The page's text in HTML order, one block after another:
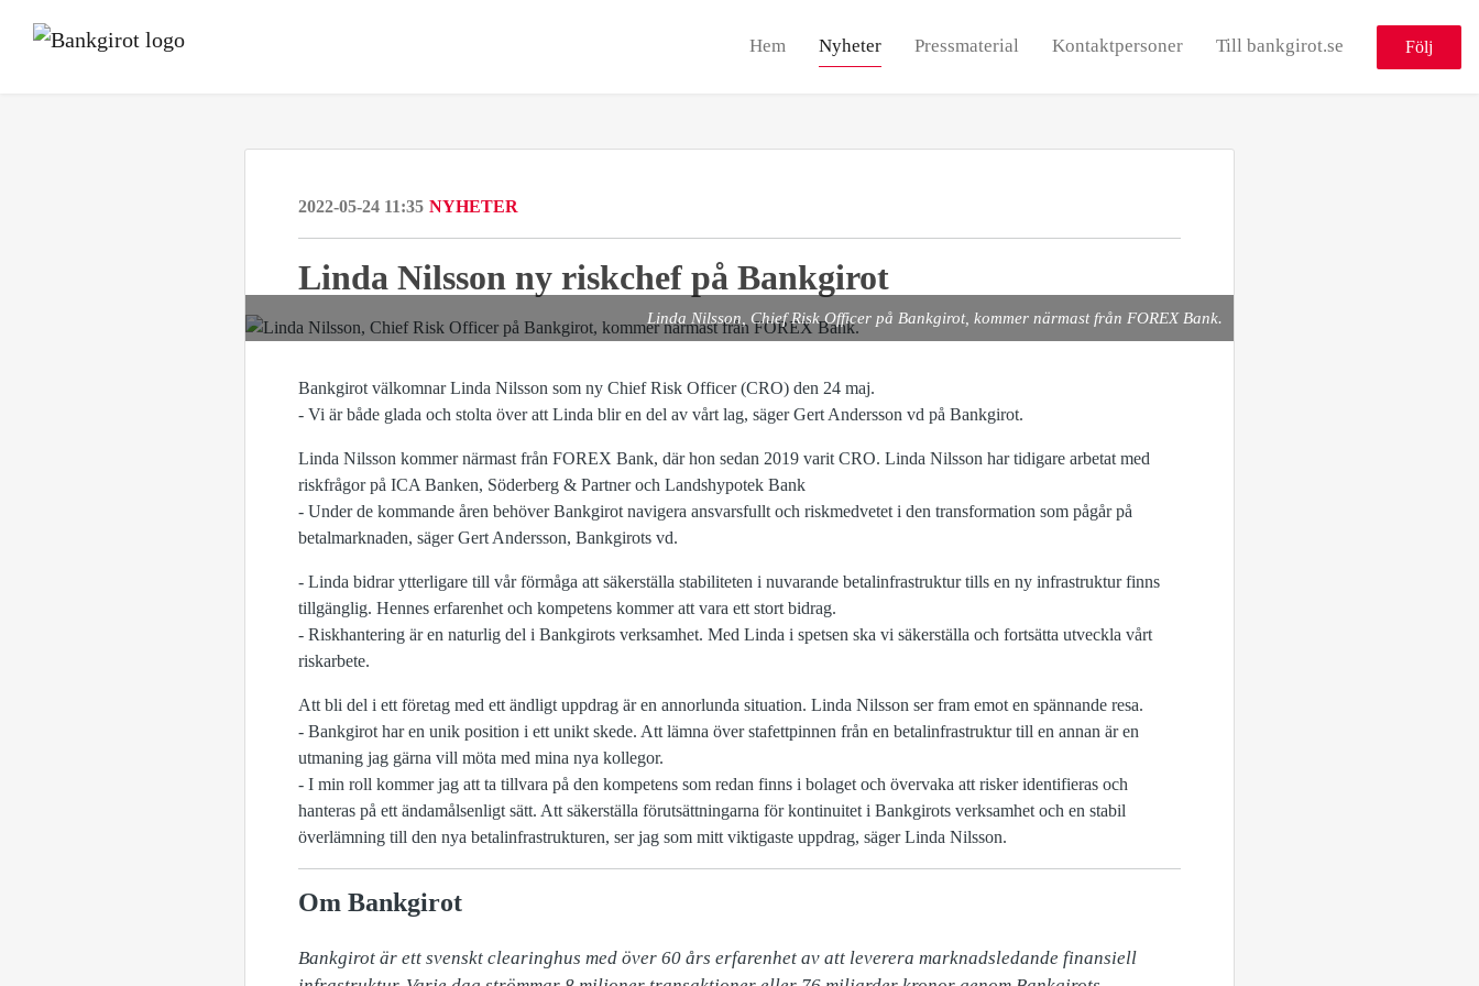
Hem Nyheter Pressmaterial Kontaktpersoner Till bankgirot.se Följ
2022-05-24 11:35 NYHETER
Linda Nilsson ny riskchef på Bankgirot
Linda Nilsson, Chief Risk Officer på Bankgirot, kommer närmast från FOREX Bank.
Bankgirot välkomnar Linda Nilsson som ny Chief Risk Officer (CRO) den 24 maj.
- Vi är både glada och stolta över att Linda blir en del av vårt lag, säger Gert Andersson vd på Bankgirot.
Linda Nilsson kommer närmast från FOREX Bank, där hon sedan 2019 varit CRO. Linda Nilsson har tidigare arbetat med
riskfrågor på ICA Banken, Söderberg & Partner och Landshypotek Bank
- Under de kommande åren behöver Bankgirot navigera ansvarsfullt och riskmedvetet i den transformation som pågår på
betalmarknaden, säger Gert Andersson, Bankgirots vd.
- Linda bidrar ytterligare till vår förmåga att säkerställa stabiliteten i nuvarande betalinfrastruktur tills en ny infrastruktur finns
tillgänglig. Hennes erfarenhet och kompetens kommer att vara ett stort bidrag.
- Riskhantering är en naturlig del i Bankgirots verksamhet. Med Linda i spetsen ska vi säkerställa och fortsätta utveckla vårt
riskarbete.
Att bli del i ett företag med ett ändligt uppdrag är en annorlunda situation. Linda Nilsson ser fram emot en spännande resa.
- Bankgirot har en unik position i ett unikt skede. Att lämna över stafettpinnen från en betalinfrastruktur till en annan är en
utmaning jag gärna vill möta med mina nya kollegor.
- I min roll kommer jag att ta tillvara på den kompetens som redan finns i bolaget och övervaka att risker identifieras och
hanteras på ett ändamålsenligt sätt. Att säkerställa förutsättningarna för kontinuitet i Bankgirots verksamhet och en stabil
överlämning till den nya betalinfrastrukturen, ser jag som mitt viktigaste uppdrag, säger Linda Nilsson.
Om Bankgirot
Bankgirot är ett svenskt clearinghus med över 60 års erfarenhet av att leverera marknadsledande finansiell